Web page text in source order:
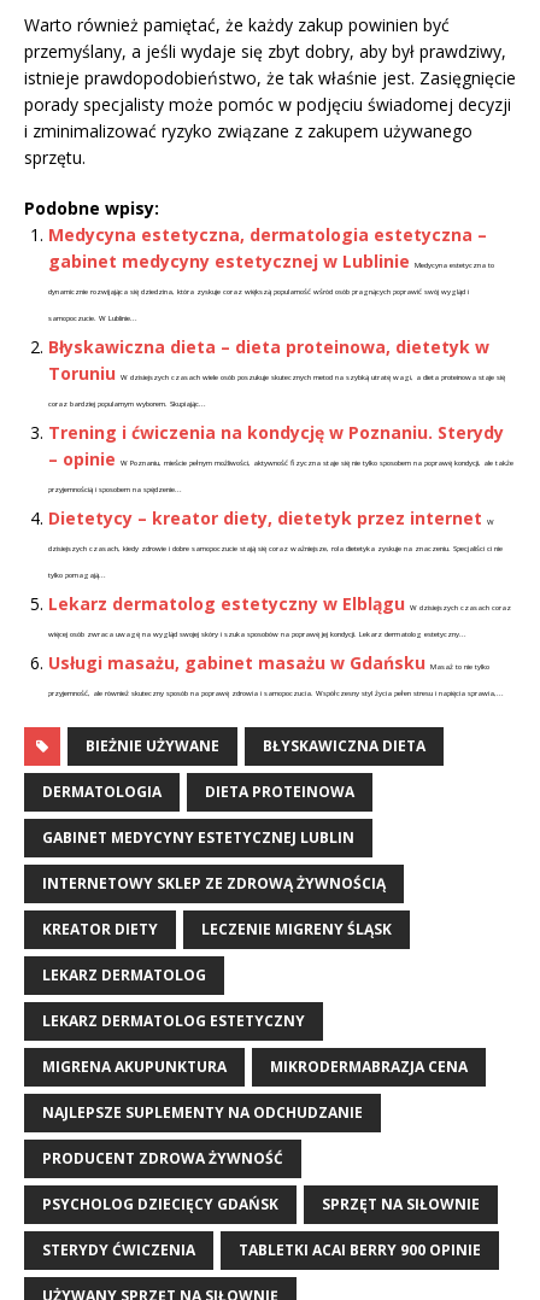
Warto również pamiętać, że każdy zakup powinien być
przemyślany, a jeśli wydaje się zbyt dobry, aby był prawdziwy,
istnieje prawdopodobieństwo, że tak właśnie jest. Zasięgnięcie
porady specjalisty może pomóc w podjęciu świadomej decyzji
i zminimalizować ryzyko związane z zakupem używanego
sprzętu.
Podobne wpisy:
Medycyna estetyczna, dermatologia estetyczna –
gabinet medycyny estetycznej w Lublinie
Medycyna estetyczna to
dynamicznie rozwijająca się dziedzina, która zyskuje coraz większą popularność wśród osób pragnących poprawić swój wygląd i
samopoczucie. W Lublinie...
Błyskawiczna dieta – dieta proteinowa, dietetyk w
Toruniu
W dzisiejszych czasach wiele osób poszukuje skutecznych metod na szybką utratę wagi, a dieta proteinowa staje się
coraz bardziej popularnym wyborem. Skupiając...
Trening i ćwiczenia na kondycję w Poznaniu. Sterydy
– opinie
W Poznaniu, mieście pełnym możliwości, aktywność fizyczna staje się nie tylko sposobem na poprawę kondycji, ale także
przyjemnością i sposobem na spędzenie...
Dietetycy – kreator diety, dietetyk przez internet W
dzisiejszych czasach, kiedy zdrowie i dobre samopoczucie stają się coraz ważniejsze, rola dietetyka zyskuje na znaczeniu. Specjaliści ci nie
tylko pomagają...
Lekarz dermatolog estetyczny w Elblągu W dzisiejszych czasach coraz
więcej osób zwraca uwagę na wygląd swojej skóry i szuka sposobów na poprawę jej kondycji. Lekarz dermatolog estetyczny...
Usługi masażu, gabinet masażu w Gdańsku Masaż to nie tylko
przyjemność, ale również skuteczny sposób na poprawę zdrowia i samopoczucia. Współczesny styl życia pełen stresu i napięcia sprawia,...
BIEŻNIE UŻYWANE BŁYSKAWICZNA DIETA
DERMATOLOGIA DIETA PROTEINOWA
GABINET MEDYCYNY ESTETYCZNEJ LUBLIN
INTERNETOWY SKLEP ZE ZDROWĄ ŻYWNOŚCIĄ
KREATOR DIETY LECZENIE MIGRENY ŚLĄSK
LEKARZ DERMATOLOG
LEKARZ DERMATOLOG ESTETYCZNY
MIGRENA AKUPUNKTURA MIKRODERMABRAZJA CENA
NAJLEPSZE SUPLEMENTY NA ODCHUDZANIE
PRODUCENT ZDROWA ŻYWNOŚĆ
PSYCHOLOG DZIECIĘCY GDAŃSK SPRZĘT NA SIŁOWNIE
STERYDY ĆWICZENIA TABLETKI ACAI BERRY 900 OPINIE
UŻYWANY SPRZĘT NA SIŁOWNIĘ